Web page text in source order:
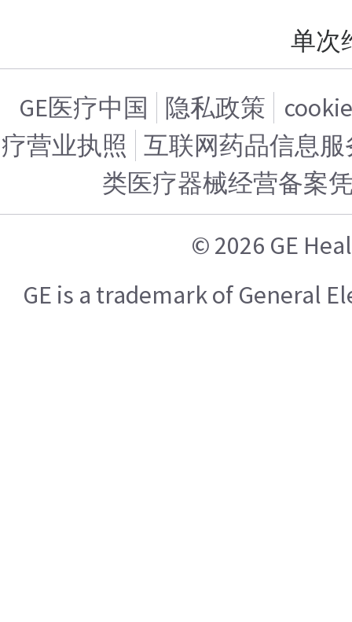
单次
GE医疗中国 隐私政策
疗营业执照 互联网药品信息服
类医疗器械经营备案
© 2026 GE
GE is a trademark of General